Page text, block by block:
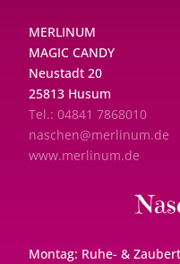
MERLINUM
MAGIC CANDY
Neustadt 20
25813 Husum
Tel.: 04841 7868010
naschen@merlinum.de
www.merlinum.de
Montag: Ruhe- &